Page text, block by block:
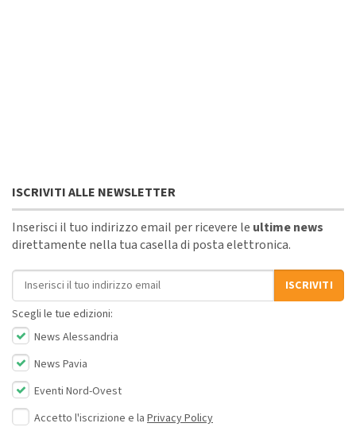
ISCRIVITI ALLE NEWSLETTER
Inserisci il tuo indirizzo email per ricevere le ultime news
direttamente nella tua casella di posta elettronica.
Indirizzo email
ISCRIVITI
Scegli le tue edizioni:
News Alessandria
News Pavia
Eventi Nord-Ovest
Accetto l'iscrizione e la Privacy Policy